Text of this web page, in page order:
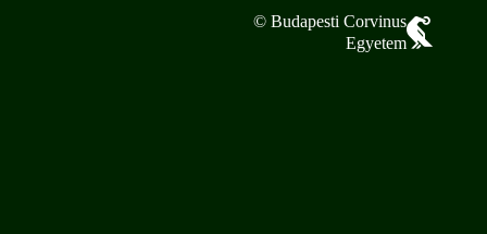
© Budapesti Corvinus
Egyetem